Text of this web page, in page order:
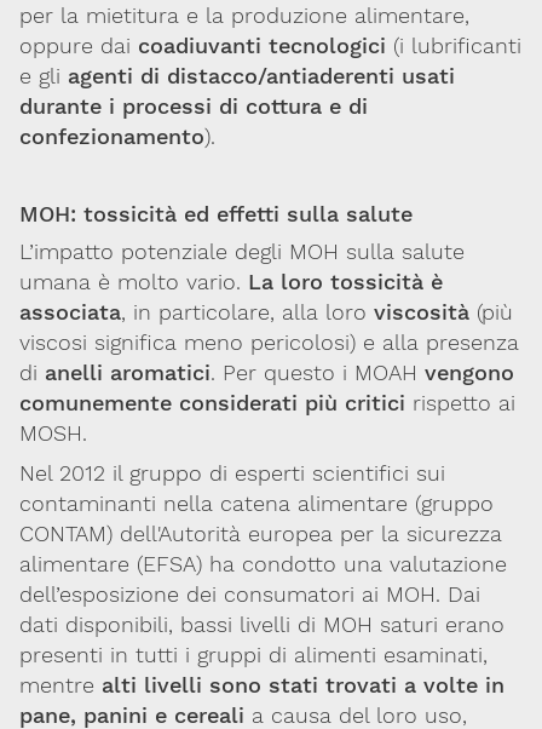
per la mietitura e la produzione alimentare,
oppure dai coadiuvanti tecnologici (i lubrificanti
e gli agenti di distacco/antiaderenti usati
durante i processi di cottura e di
confezionamento).
MOH: tossicità ed effetti sulla salute
L’impatto potenziale degli MOH sulla salute
umana è molto vario. La loro tossicità è
associata, in particolare, alla loro viscosità (più
viscosi significa meno pericolosi) e alla presenza
di anelli aromatici. Per questo i MOAH vengono
comunemente considerati più critici rispetto ai
MOSH.
Nel 2012 il gruppo di esperti scientifici sui
contaminanti nella catena alimentare (gruppo
CONTAM) dell'Autorità europea per la sicurezza
alimentare (EFSA) ha condotto una valutazione
dell’esposizione dei consumatori ai MOH. Dai
dati disponibili, bassi livelli di MOH saturi erano
presenti in tutti i gruppi di alimenti esaminati,
mentre alti livelli sono stati trovati a volte in
pane, panini e cereali a causa del loro uso,
Per maggiori informazioni e
approfondimenti
CONTATTACI
Dona il 5 per 1000 a SITOX